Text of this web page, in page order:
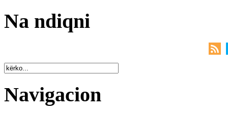
Na ndiqni
Navigacion